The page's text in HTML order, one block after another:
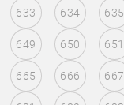
633 634 635
649 650 651
665 666 667